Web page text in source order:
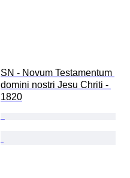
SN - Novum Testamentum
domini nostri Jesu Chriti -
1820